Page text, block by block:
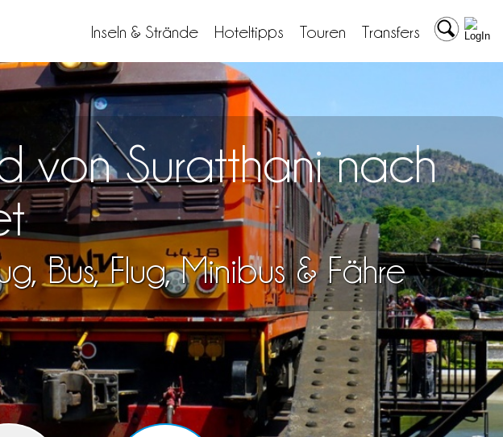
Transfers
Touren
Hoteltipps
Inseln & Strände
von Suratthani nach
Bus, Flug, Minibus & Fähre